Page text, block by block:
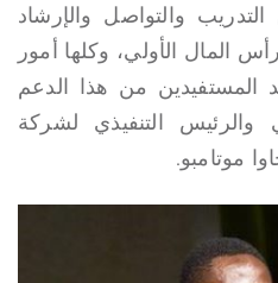
والتواصل والإرشاد
المال الأولي، وكلها أمور
المستفيدين من هذا الدعم
والرئيس التنفيذي لشركة